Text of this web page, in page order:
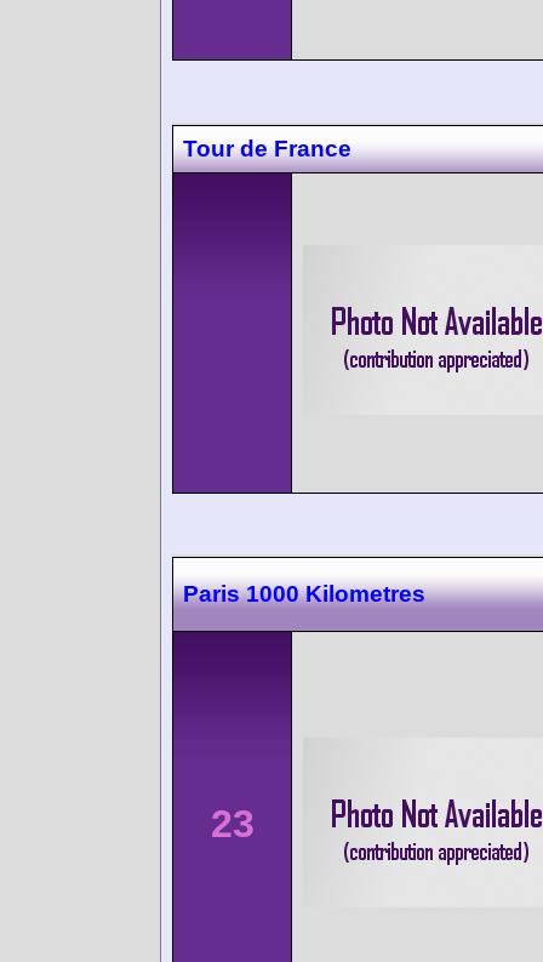
Tour de France
Paris 1000 Kilometres
23